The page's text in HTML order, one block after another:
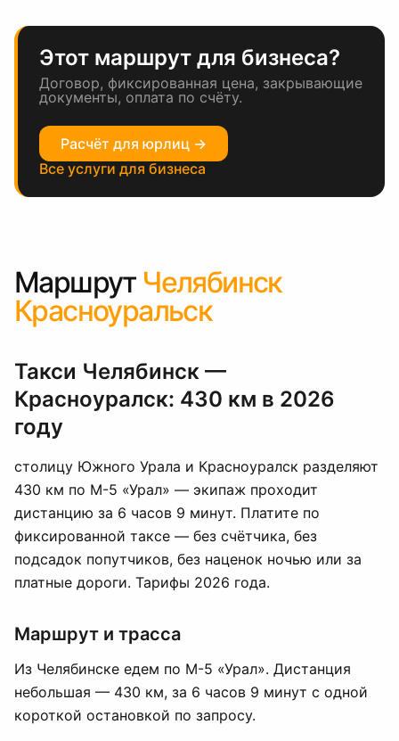
Этот маршрут для бизнеса?
Договор, фиксированная цена, закрывающие
документы, оплата по счёту.
Расчёт для юрлиц →
Все услуги для бизнеса
Маршрут Челябинск
Красноуральск
Такси Челябинск —
Красноуралск: 430 км в 2026
году
столицу Южного Урала и Красноуралск разделяют
430 км по М-5 «Урал» — экипаж проходит
дистанцию за 6 часов 9 минут. Платите по
фиксированной таксе — без счётчика, без
подсадок попутчиков, без наценок ночью или за
платные дороги. Тарифы 2026 года.
Маршрут и трасса
Из Челябинске едем по М-5 «Урал». Дистанция
небольшая — 430 км, за 6 часов 9 минут с одной
короткой остановкой по запросу.